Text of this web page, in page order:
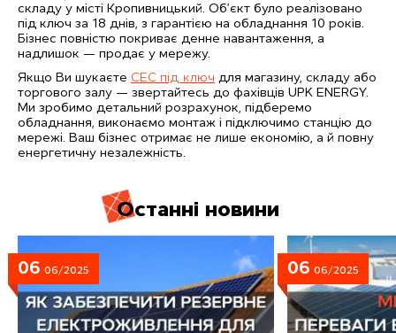
складу у місті Кропивницький. Об’єкт було реалізовано
під ключ за 18 днів, з гарантією на обладнання 10 років.
Бізнес повністю покриває денне навантаження, а
надлишок — продає у мережу.
Якщо Ви шукаєте СЕС під ключ для магазину, складу або
торгового залу — звертайтесь до фахівців UPK ENERGY.
Ми зробимо детальний розрахунок, підберемо
обладнання, виконаємо монтаж і підключимо станцію до
мережі. Ваш бізнес отримає не лише економію, а й повну
енергетичну незалежність.
Останні новини
06 06/2025 06 06/2025